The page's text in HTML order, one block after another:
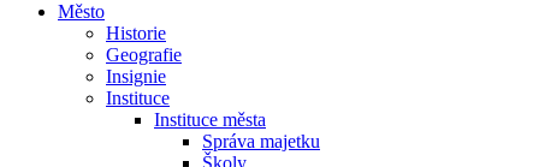
Město
Historie
Geografie
Insignie
Instituce
Instituce města
Správa majetku
Školy